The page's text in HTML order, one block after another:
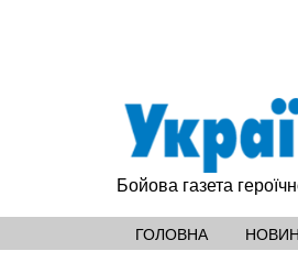
Бойова газета
ГОЛОВНА